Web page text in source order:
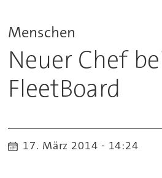
Menschen
Neuer Chef
FleetBoard
17. März 2014 - 14:24